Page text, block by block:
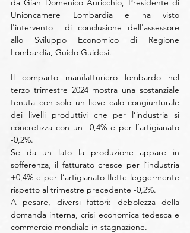
da Gian Domenico Auricchio, Presidente di
Unioncamere Lombardia e ha visto
l'intervento  di conclusione dell'assessore
allo Sviluppo Economico di Regione
Lombardia, Guido Guidesi.
Il comparto manifatturiero lombardo nel
terzo trimestre 2024 mostra una sostanziale
tenuta con solo un lieve calo congiunturale
dei livelli produttivi che per l’industria si
concretizza con un -0,4% e per l’artigianato
-0,2%.
Se da un lato la produzione appare in
sofferenza, il fatturato cresce per l’industria
+0,4% e per l’artigianato flette leggermente
rispetto al trimestre precedente -0,2%.
A pesare, diversi fattori: debolezza della
domanda interna, crisi economica tedesca e
commercio mondiale in stagnazione.